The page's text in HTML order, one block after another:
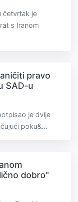
četvrtak je
s Iranom
pravo
SAD-u
je dvije
poku&...
dobro"